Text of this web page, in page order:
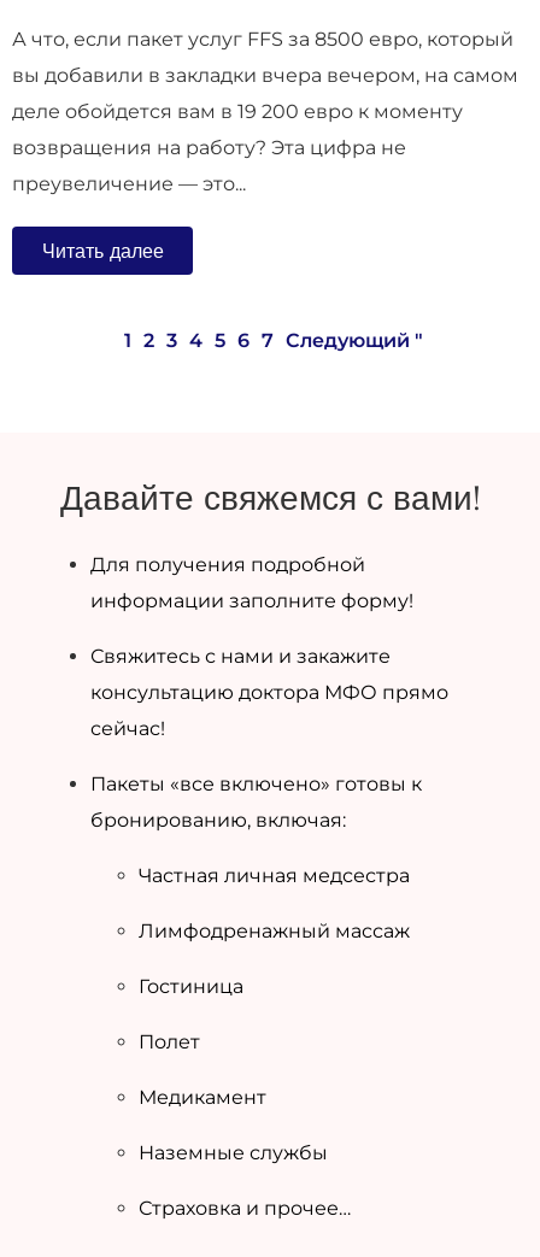
А что, если пакет услуг FFS за 8500 евро, который
вы добавили в закладки вчера вечером, на самом
деле обойдется вам в 19 200 евро к моменту
возвращения на работу? Эта цифра не
преувеличение — это...
Читать далее
1 2 3 4 5 6 7 Следующий "
Давайте свяжемся с вами!
Для получения подробной
информации заполните форму!
Свяжитесь с нами и закажите
консультацию доктора МФО прямо
сейчас!
Пакеты «все включено» готовы к
бронированию, включая:
Частная личная медсестра
Лимфодренажный массаж
Гостиница
Полет
Медикамент
Наземные службы
Страховка и прочее…